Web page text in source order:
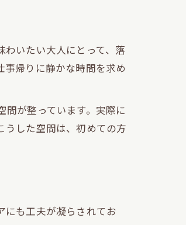
いたい大人にとって、落
帰りに静かな時間を求め
が整っています。実際に
うした空間は、初めての方
にも工夫が凝らされてお